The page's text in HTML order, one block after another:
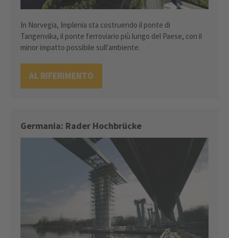
In Norvegia, Implenia sta costruendo il ponte di
Tangenvika, il ponte ferroviario più lungo del Paese, con il
minor impatto possibile sull'ambiente.
AL RIFERIMENTO
Germania: Rader Hochbrücke